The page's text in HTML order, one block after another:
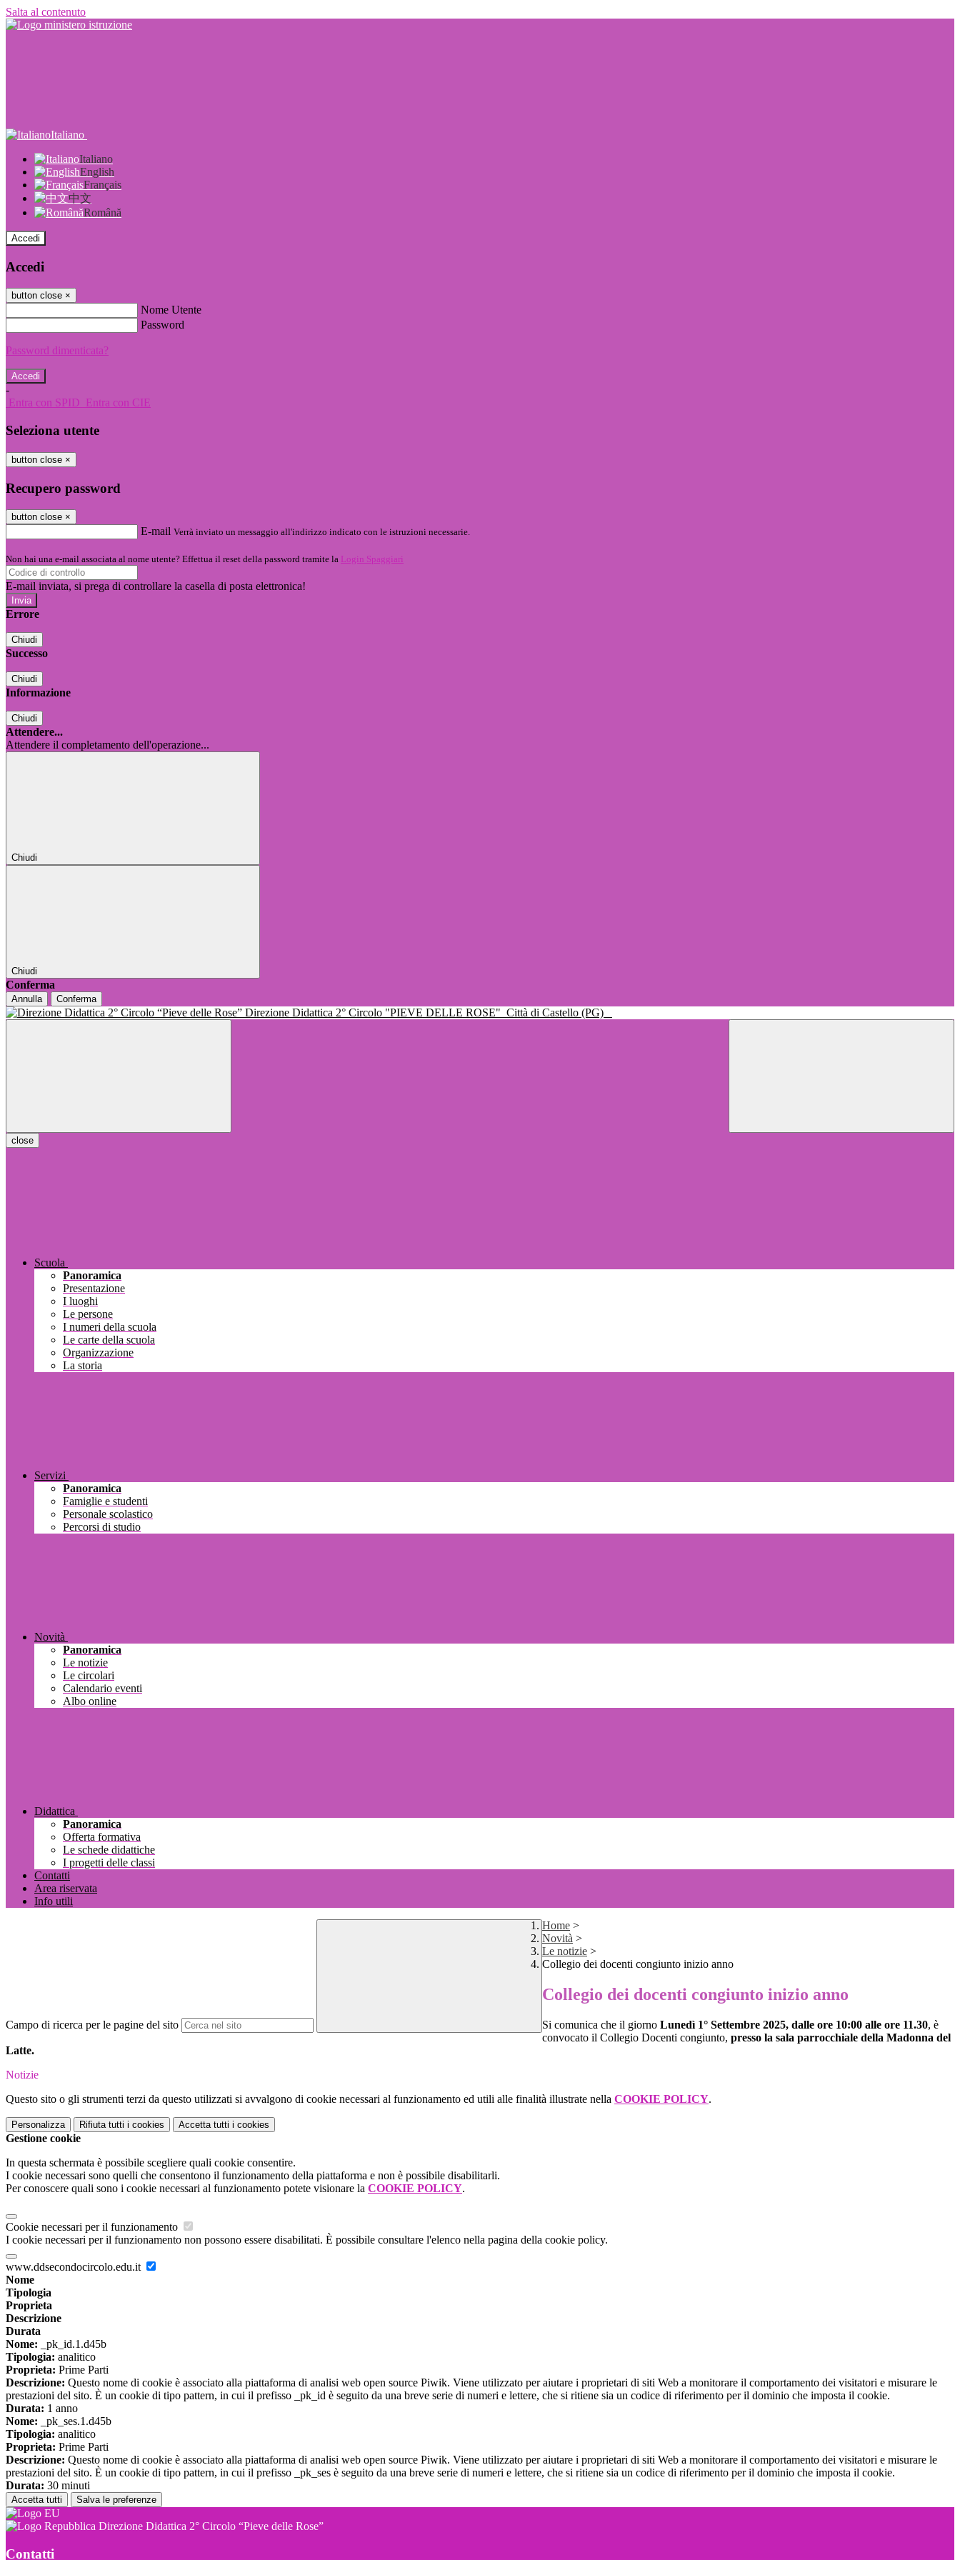
Salta al contenuto
Italiano
Italiano
English
Français
中文
Română
Accedi
Accedi
button close ×
Nome Utente
Password
Password dimenticata?
-
Entra con SPID Entra con CIE
Seleziona utente
button close ×
Recupero password
button close ×
E-mail Verrà inviato un messaggio all'indirizzo indicato con le istruzioni necessarie.
Non hai una e-mail associata al nome utente? Effettua il reset della password tramite la Login Spaggiari
E-mail inviata, si prega di controllare la casella di posta elettronica!
Errore
Chiudi
Successo
Chiudi
Informazione
Chiudi
Attendere...
Attendere il completamento dell'operazione...
Chiudi
Chiudi
Conferma
Annulla Conferma
Direzione Didattica 2° Circolo "PIEVE DELLE ROSE" Città di Castello (PG)
close
Scuola
Panoramica
Presentazione
I luoghi
Le persone
I numeri della scuola
Le carte della scuola
Organizzazione
La storia
Servizi
Panoramica
Famiglie e studenti
Personale scolastico
Percorsi di studio
Novità
Panoramica
Le notizie
Le circolari
Calendario eventi
Albo online
Didattica
Panoramica
Offerta formativa
Le schede didattiche
I progetti delle classi
Contatti
Area riservata
Info utili
Campo di ricerca per le pagine del sito
Home >
Novità >
Le notizie >
Collegio dei docenti congiunto inizio anno
Collegio dei docenti congiunto inizio anno
Si comunica che il giorno Lunedì 1° Settembre 2025, dalle ore 10:00 alle ore 11.30, è
convocato il Collegio Docenti congiunto, presso la sala parrocchiale della Madonna del
Latte.
Notizie
Questo sito o gli strumenti terzi da questo utilizzati si avvalgono di cookie necessari al funzionamento ed utili alle finalità illustrate nella COOKIE POLICY.
Personalizza Rifiuta tutti i cookies Accetta tutti i cookies
Gestione cookie
In questa schermata è possibile scegliere quali cookie consentire.
I cookie necessari sono quelli che consentono il funzionamento della piattaforma e non è possibile disabilitarli.
Per conoscere quali sono i cookie necessari al funzionamento potete visionare la COOKIE POLICY.
Cookie necessari per il funzionamento
I cookie necessari per il funzionamento non possono essere disabilitati. È possibile consultare l'elenco nella pagina della cookie policy.
www.ddsecondocircolo.edu.it
Nome
Tipologia
Proprieta
Descrizione
Durata
Nome: _pk_id.1.d45b
Tipologia: analitico
Proprieta: Prime Parti
Descrizione: Questo nome di cookie è associato alla piattaforma di analisi web open source Piwik. Viene utilizzato per aiutare i proprietari di siti Web a monitorare il comportamento dei visitatori e misurare le
prestazioni del sito. È un cookie di tipo pattern, in cui il prefisso _pk_id è seguito da una breve serie di numeri e lettere, che si ritiene sia un codice di riferimento per il dominio che imposta il cookie.
Durata: 1 anno
Nome: _pk_ses.1.d45b
Tipologia: analitico
Proprieta: Prime Parti
Descrizione: Questo nome di cookie è associato alla piattaforma di analisi web open source Piwik. Viene utilizzato per aiutare i proprietari di siti Web a monitorare il comportamento dei visitatori e misurare le
prestazioni del sito. È un cookie di tipo pattern, in cui il prefisso _pk_ses è seguito da una breve serie di numeri e lettere, che si ritiene sia un codice di riferimento per il dominio che imposta il cookie.
Durata: 30 minuti
Accetta tutti Salva le preferenze
Direzione Didattica 2° Circolo “Pieve delle Rose”
Contatti